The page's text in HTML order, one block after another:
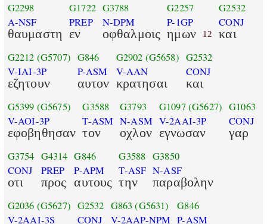
G2298
A-NSF
θαυμαστη
G1722
PREP
εν
G3788
N-DPM
οφθαλμοις
G2257
P-1GP
ημων 12
G2532
CONJ
και
G2212 (G5707)
V-IAI-3P
εζητουν
G846
P-ASM
αυτον
G2902 (G5658)
V-AAN
κρατησαι
G2532
CONJ
και
G5399 (G5675)
V-AOI-3P
εφοβηθησαν
G3588
T-ASM
τον
G3793
N-ASM
οχλον
G1097(G5627)
V-2AAI-3P
εγνωσαν
G1063
CONJ
γαρ
G3754
CONJ
οτι
G4314
PREP
προς
G846
P-APM
αυτους
G3588
T-ASF
την
G3850
N-ASF
παραβολην
G2036 (G5627)
V-2AAI-3S
G2532
CONJ
G863 (G5631)
V-2AAP-NPM
G846
P-ASM